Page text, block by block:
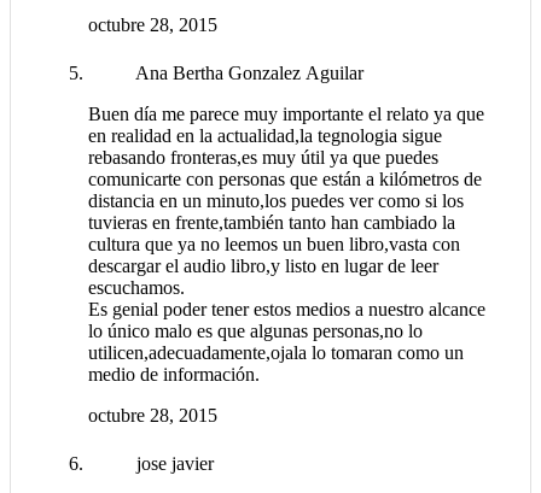
octubre 28, 2015
Ana Bertha Gonzalez Aguilar
Buen día me parece muy importante el relato ya que
en realidad en la actualidad,la tegnologia sigue
rebasando fronteras,es muy útil ya que puedes
comunicarte con personas que están a kilómetros de
distancia en un minuto,los puedes ver como si los
tuvieras en frente,también tanto han cambiado la
cultura que ya no leemos un buen libro,vasta con
descargar el audio libro,y listo en lugar de leer
escuchamos.
Es genial poder tener estos medios a nuestro alcance
lo único malo es que algunas personas,no lo
utilicen,adecuadamente,ojala lo tomaran como un
medio de información.
octubre 28, 2015
jose javier